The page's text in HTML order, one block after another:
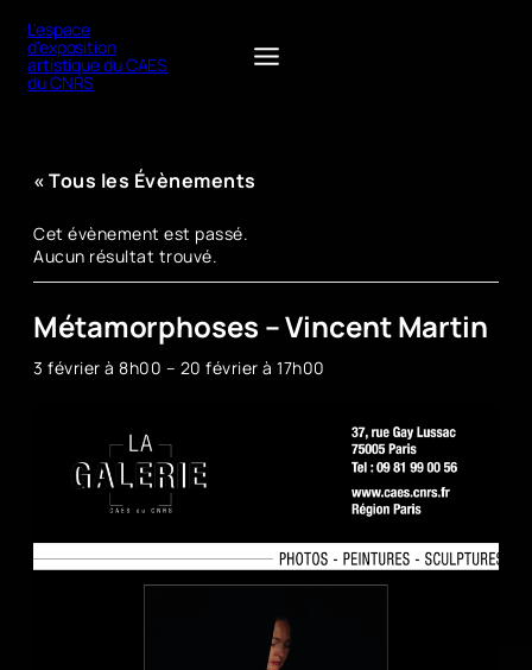
L'espace
d'exposition
artistique du CAES
du CNRS
« Tous les Évènements
Cet évènement est passé.
Aucun résultat trouvé.
Métamorphoses – Vincent Martin
3 février à 8h00 – 20 février à 17h00